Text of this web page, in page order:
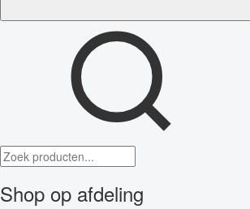
Shop op afdeling